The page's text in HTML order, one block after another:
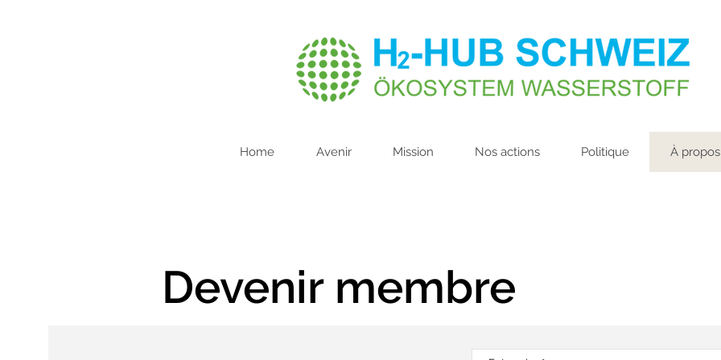
Home Avenir Mission Nos actions Politique À
Devenir membre